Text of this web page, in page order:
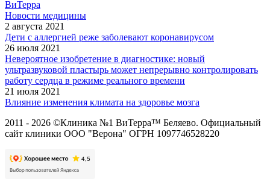
ВиТерра
Новости медицины
2 августа 2021
Дети с аллергией реже заболевают коронавирусом
26 июля 2021
Невероятное изобретение в диагностике: новый
ультразвуковой пластырь может непрерывно контролировать
работу сердца в режиме реального времени
21 июля 2021
Влияние изменения климата на здоровье мозга
2011 - 2026 ©Клиника №1 ВиТерра™ Беляево. Официальный
сайт клиники ООО "Верона" ОГРН 1097746528220